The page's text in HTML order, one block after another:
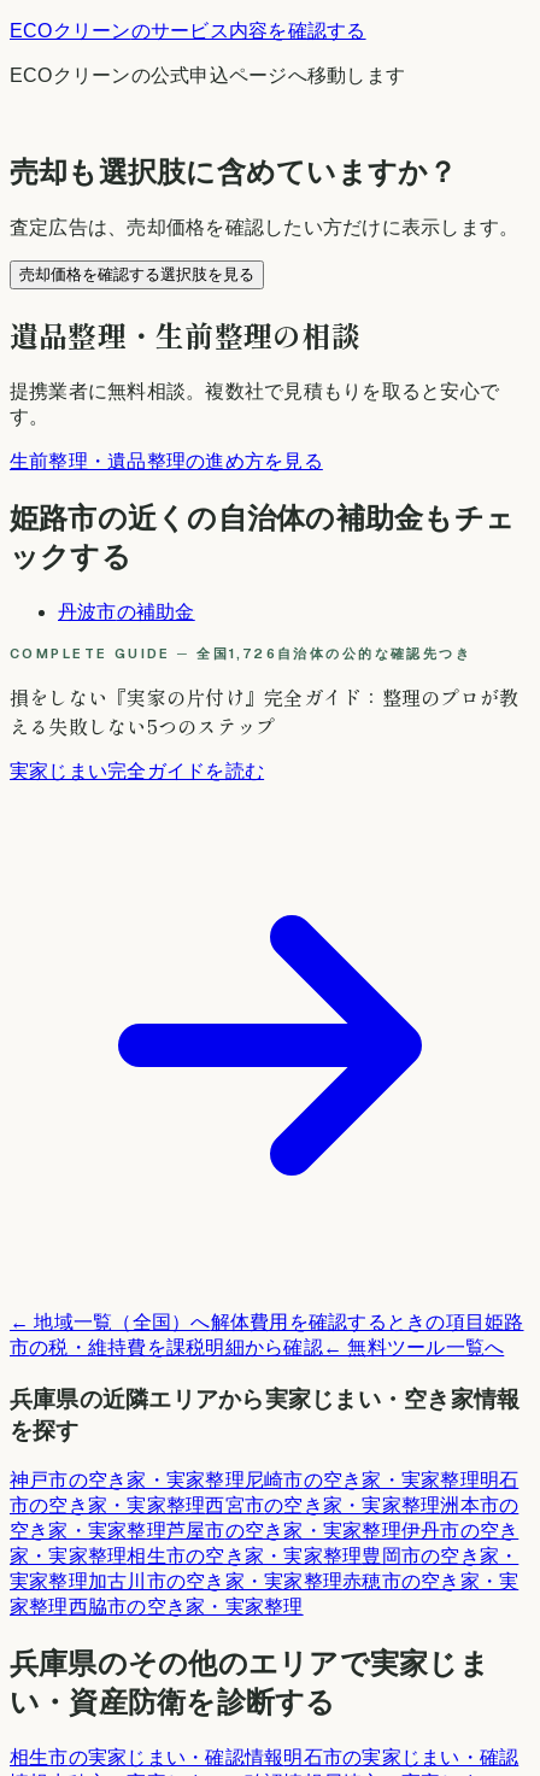
ECOクリーンのサービス内容を確認する
ECOクリーンの公式申込ページへ移動します
売却も選択肢に含めていますか？
査定広告は、売却価格を確認したい方だけに表示します。
売却価格を確認する選択肢を見る
遺品整理・生前整理の相談
提携業者に無料相談。複数社で見積もりを取ると安心で
す。
生前整理・遺品整理の進め方を見る
姫路市の近くの自治体の補助金もチェ
ックする
丹波市の補助金
COMPLETE GUIDE ─ 全国1,726自治体の公的な確認先つき
損をしない『実家の片付け』完全ガイド：整理のプロが教
える失敗しない5つのステップ
実家じまい完全ガイドを読む
← 地域一覧（全国）へ解体費用を確認するときの項目姫路
市の税・維持費を課税明細から確認← 無料ツール一覧へ
兵庫県の近隣エリアから実家じまい・空き家情報
を探す
神戸市の空き家・実家整理尼崎市の空き家・実家整理明石
市の空き家・実家整理西宮市の空き家・実家整理洲本市の
空き家・実家整理芦屋市の空き家・実家整理伊丹市の空き
家・実家整理相生市の空き家・実家整理豊岡市の空き家・
実家整理加古川市の空き家・実家整理赤穂市の空き家・実
家整理西脇市の空き家・実家整理
兵庫県のその他のエリアで実家じま
い・資産防衛を診断する
相生市の実家じまい・確認情報明石市の実家じまい・確認